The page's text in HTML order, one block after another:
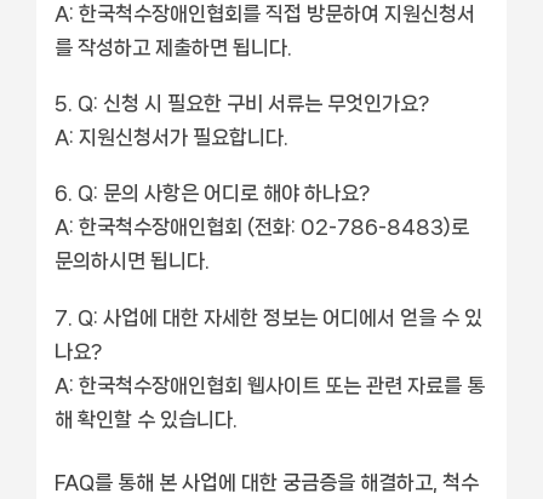
A: 한국척수장애인협회를 직접 방문하여 지원신청서
를 작성하고 제출하면 됩니다.
Q: 신청 시 필요한 구비 서류는 무엇인가요?
A: 지원신청서가 필요합니다.
Q: 문의 사항은 어디로 해야 하나요?
A: 한국척수장애인협회 (전화: 02-786-8483)로
문의하시면 됩니다.
Q: 사업에 대한 자세한 정보는 어디에서 얻을 수 있
나요?
A: 한국척수장애인협회 웹사이트 또는 관련 자료를 통
해 확인할 수 있습니다.
FAQ를 통해 본 사업에 대한 궁금증을 해결하고, 척수